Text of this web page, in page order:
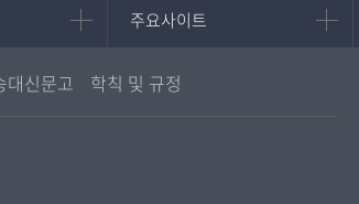
원
주요사이트
주요사이트
진로심리상담
대신문고 학칙 및 규정